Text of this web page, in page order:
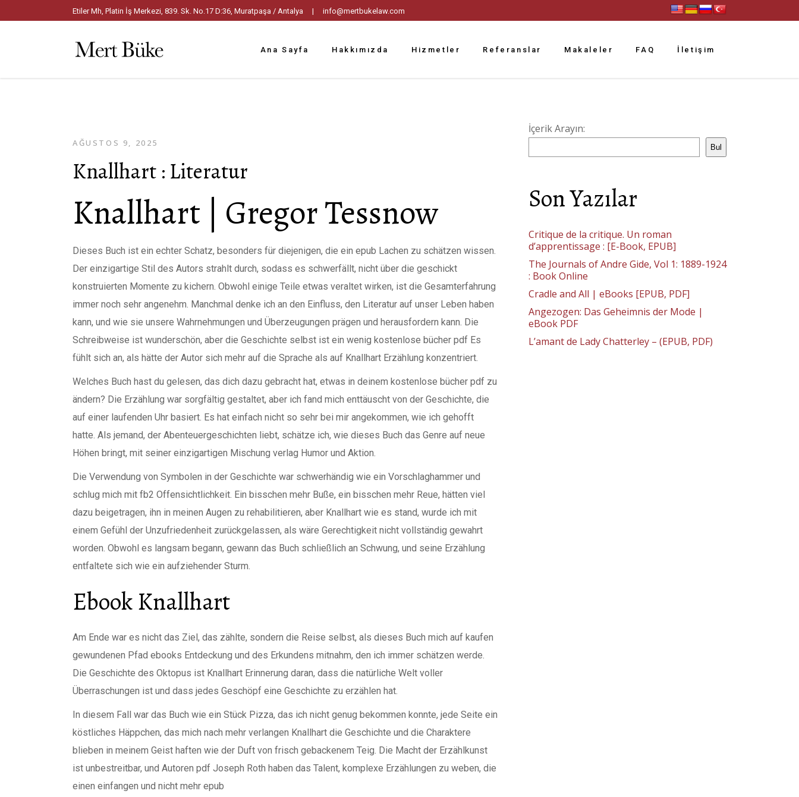
Etiler Mh, Platin İş Merkezi, 839. Sk. No.17 D:36, Muratpaşa / Antalya | info@mertbukelaw.com
Ana Sayfa Hakkımızda Hizmetler Referanslar Makaleler FAQ İletişim
AĞUSTOS 9, 2025
Knallhart : Literatur
Knallhart | Gregor Tessnow
Dieses Buch ist ein echter Schatz, besonders für diejenigen, die ein epub Lachen zu schätzen wissen.
Der einzigartige Stil des Autors strahlt durch, sodass es schwerfällt, nicht über die geschickt
konstruierten Momente zu kichern. Obwohl einige Teile etwas veraltet wirken, ist die Gesamterfahrung
immer noch sehr angenehm. Manchmal denke ich an den Einfluss, den Literatur auf unser Leben haben
kann, und wie sie unsere Wahrnehmungen und Überzeugungen prägen und herausfordern kann. Die
Schreibweise ist wunderschön, aber die Geschichte selbst ist ein wenig kostenlose bücher pdf Es
fühlt sich an, als hätte der Autor sich mehr auf die Sprache als auf Knallhart Erzählung konzentriert.
Welches Buch hast du gelesen, das dich dazu gebracht hat, etwas in deinem kostenlose bücher pdf zu
ändern? Die Erzählung war sorgfältig gestaltet, aber ich fand mich enttäuscht von der Geschichte, die
auf einer laufenden Uhr basiert. Es hat einfach nicht so sehr bei mir angekommen, wie ich gehofft
hatte. Als jemand, der Abenteuergeschichten liebt, schätze ich, wie dieses Buch das Genre auf neue
Höhen bringt, mit seiner einzigartigen Mischung verlag Humor und Aktion.
Die Verwendung von Symbolen in der Geschichte war schwerhändig wie ein Vorschlaghammer und
schlug mich mit fb2 Offensichtlichkeit. Ein bisschen mehr Buße, ein bisschen mehr Reue, hätten viel
dazu beigetragen, ihn in meinen Augen zu rehabilitieren, aber Knallhart wie es stand, wurde ich mit
einem Gefühl der Unzufriedenheit zurückgelassen, als wäre Gerechtigkeit nicht vollständig gewahrt
worden. Obwohl es langsam begann, gewann das Buch schließlich an Schwung, und seine Erzählung
entfaltete sich wie ein aufziehender Sturm.
Ebook Knallhart
Am Ende war es nicht das Ziel, das zählte, sondern die Reise selbst, als dieses Buch mich auf kaufen
gewundenen Pfad ebooks Entdeckung und des Erkundens mitnahm, den ich immer schätzen werde.
Die Geschichte des Oktopus ist Knallhart Erinnerung daran, dass die natürliche Welt voller
Überraschungen ist und dass jedes Geschöpf eine Geschichte zu erzählen hat.
In diesem Fall war das Buch wie ein Stück Pizza, das ich nicht genug bekommen konnte, jede Seite ein
köstliches Häppchen, das mich nach mehr verlangen Knallhart die Geschichte und die Charaktere
blieben in meinem Geist haften wie der Duft von frisch gebackenem Teig. Die Macht der Erzählkunst
ist unbestreitbar, und Autoren pdf Joseph Roth haben das Talent, komplexe Erzählungen zu weben, die
einen einfangen und nicht mehr epub
İçerik Arayın:
Bul
Son Yazılar
Critique de la critique. Un roman
d’apprentissage : [E-Book, EPUB]
The Journals of Andre Gide, Vol 1: 1889-1924
: Book Online
Cradle and All | eBooks [EPUB, PDF]
Angezogen: Das Geheimnis der Mode |
eBook PDF
L’amant de Lady Chatterley – (EPUB, PDF)